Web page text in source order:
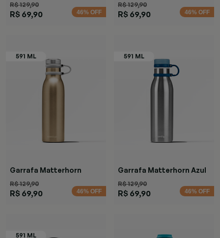
R$ 129,90
R$ 69,90 46% OFF
R$ 129,90
R$ 69,90 46% OFF
Garrafa Matterhorn
R$ 129,90
R$ 69,90 46% OFF
Garrafa Matterhorn Azul
R$ 129,90
R$ 69,90 46% OFF